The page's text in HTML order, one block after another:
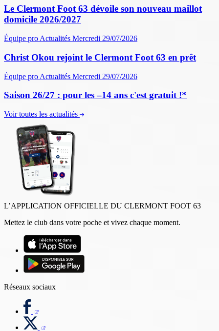
Le Clermont Foot 63 dévoile son nouveau maillot
domicile 2026/2027
Équipe pro Actualités Mercredi 29/07/2026
Christ Okou rejoint le Clermont Foot 63 en prêt
Équipe pro Actualités Mercredi 29/07/2026
Saison 26/27 : pour les –14 ans c'est gratuit !*
Voir toutes les actualités
L’APPLICATION OFFICIELLE DU CLERMONT FOOT 63
Mettez le club dans votre poche et vivez chaque moment.
Réseaux sociaux